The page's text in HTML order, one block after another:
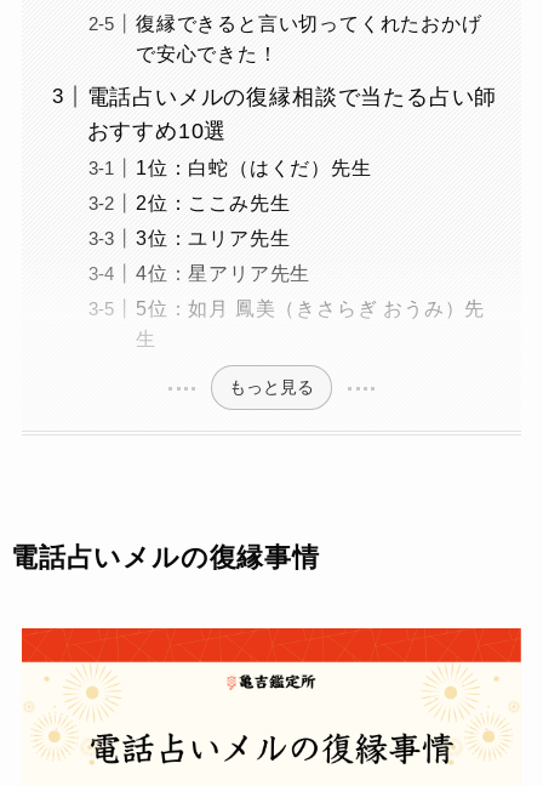
復縁できると言い切ってくれたおかげ
で安心できた！
電話占いメルの復縁相談で当たる占い師
おすすめ10選
1位：白蛇（はくだ）先生
2位：ここみ先生
3位：ユリア先生
4位：星アリア先生
5位：如月 鳳美（きさらぎ おうみ）先
生
もっと見る
電話占いメルの復縁事情